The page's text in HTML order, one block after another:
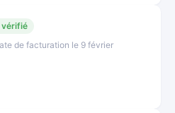
de facturation le 9 février